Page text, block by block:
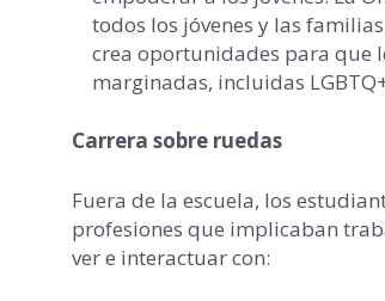
todos los jóvenes y las
crea oportunidades para que
marginadas, incluidas
Carrera sobre ruedas
Fuera de la escuela, los
profesiones que implicaban
ver e interactuar con: